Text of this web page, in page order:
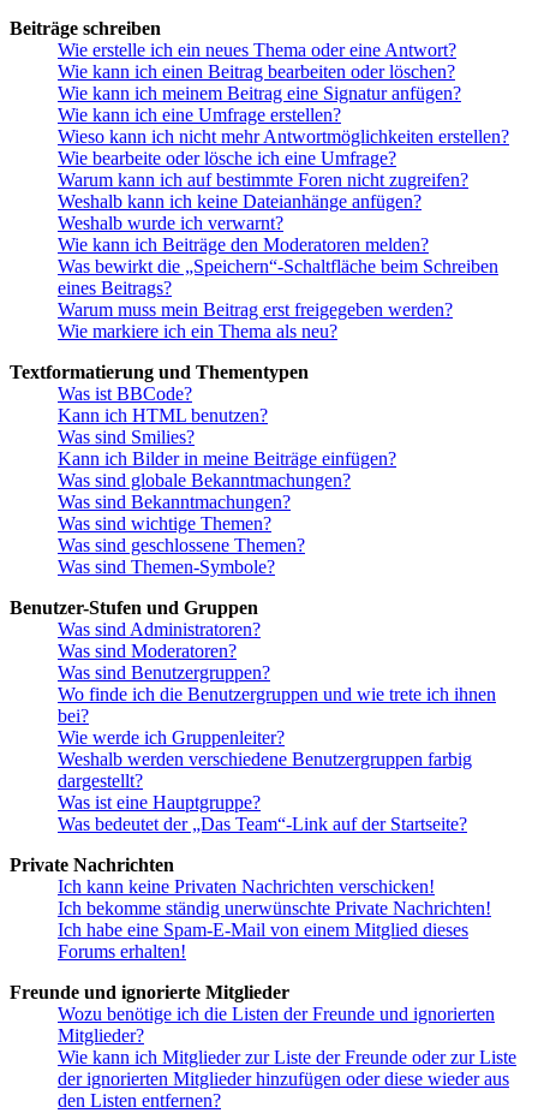
Beiträge schreiben
Wie erstelle ich ein neues Thema oder eine Antwort?
Wie kann ich einen Beitrag bearbeiten oder löschen?
Wie kann ich meinem Beitrag eine Signatur anfügen?
Wie kann ich eine Umfrage erstellen?
Wieso kann ich nicht mehr Antwortmöglichkeiten erstellen?
Wie bearbeite oder lösche ich eine Umfrage?
Warum kann ich auf bestimmte Foren nicht zugreifen?
Weshalb kann ich keine Dateianhänge anfügen?
Weshalb wurde ich verwarnt?
Wie kann ich Beiträge den Moderatoren melden?
Was bewirkt die „Speichern“-Schaltfläche beim Schreiben
eines Beitrags?
Warum muss mein Beitrag erst freigegeben werden?
Wie markiere ich ein Thema als neu?
Textformatierung und Thementypen
Was ist BBCode?
Kann ich HTML benutzen?
Was sind Smilies?
Kann ich Bilder in meine Beiträge einfügen?
Was sind globale Bekanntmachungen?
Was sind Bekanntmachungen?
Was sind wichtige Themen?
Was sind geschlossene Themen?
Was sind Themen-Symbole?
Benutzer-Stufen und Gruppen
Was sind Administratoren?
Was sind Moderatoren?
Was sind Benutzergruppen?
Wo finde ich die Benutzergruppen und wie trete ich ihnen
bei?
Wie werde ich Gruppenleiter?
Weshalb werden verschiedene Benutzergruppen farbig
dargestellt?
Was ist eine Hauptgruppe?
Was bedeutet der „Das Team“-Link auf der Startseite?
Private Nachrichten
Ich kann keine Privaten Nachrichten verschicken!
Ich bekomme ständig unerwünschte Private Nachrichten!
Ich habe eine Spam-E-Mail von einem Mitglied dieses
Forums erhalten!
Freunde und ignorierte Mitglieder
Wozu benötige ich die Listen der Freunde und ignorierten
Mitglieder?
Wie kann ich Mitglieder zur Liste der Freunde oder zur Liste
der ignorierten Mitglieder hinzufügen oder diese wieder aus
den Listen entfernen?